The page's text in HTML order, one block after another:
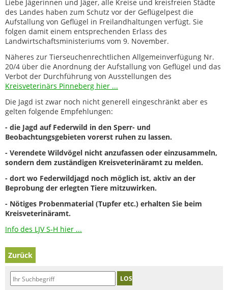
Liebe Jägerinnen und Jäger, alle Kreise und kreisfreien Städte
des Landes haben zum Schutz vor der Geflügelpest die
Aufstallung von Geflügel in Freilandhaltungen verfügt. Sie
folgen damit einem entsprechenden Erlass des
Landwirtschaftsministeriums vom 9. November.
Näheres zur Tierseuchenrechtlichen Allgemeinverfügung Nr.
20/4 über die Anordnung der Aufstallung von Geflügel und das
Verbot der Durchführung von Ausstellungen des
Kreisveterinärs Pinneberg hier ...
Die Jagd ist zwar noch nicht generell eingeschränkt aber es
gelten folgende Empfehlungen:
- die Jagd auf Federwild in den Sperr- und
Beobachtungsgebieten vorerst ruhen zu lassen.
- Verendete Wildvögel nicht anzufassen oder einzusammeln,
sondern dem zuständigen Kreisveterinäramt zu melden.
- dort wo Federwildjagd noch möglich ist, aktiv an der
Beprobung der erlegten Tiere mitzuwirken.
- Nötiges Probenmaterial (Tupfer etc.) erhalten Sie beim
Kreisveterinäramt.
Info des LJV S-H hier ...
Zurück
LOS